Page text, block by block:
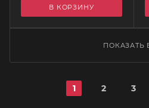
В КОРЗИНУ
ПОКАЗАТЬ
1 2 3